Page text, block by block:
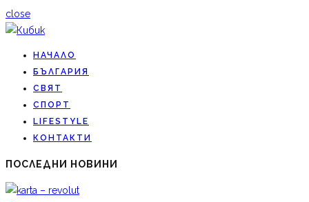
close
НАЧАЛО
БЪЛГАРИЯ
СВЯТ
СПОРТ
LIFESTYLE
КОНТАКТИ
ПОСЛЕДНИ НОВИНИ